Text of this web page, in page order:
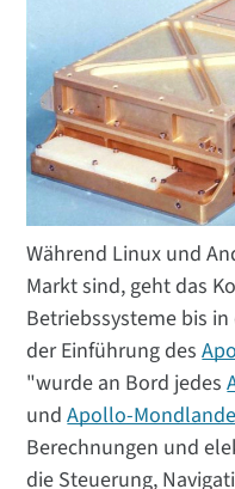
Während Linux und
Markt sind, geht das
Betriebssysteme bis
der Einführung des
"wurde an Bord jedes
undApollo-
Berechnungen und
die Steuerung,